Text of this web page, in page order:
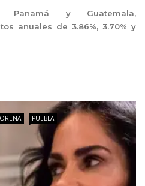
Panamá y Guatemala,
anuales de 3.86%, 3.70% y
PUEBLA